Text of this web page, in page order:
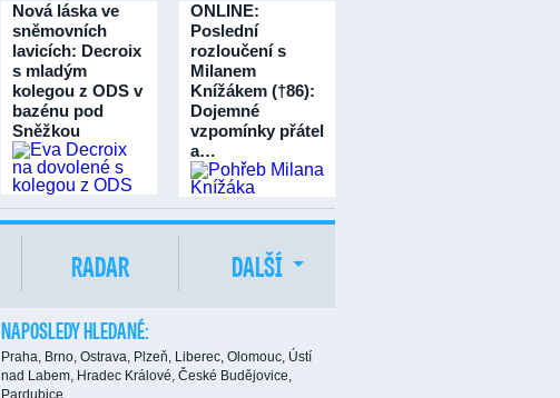
Nová láska ve
sněmovních
lavicích: Decroix
s mladým
kolegou z ODS v
bazénu pod
Sněžkou
ONLINE:
Poslední
rozloučení s
Milanem
Knížákem (†86):
Dojemné
vzpomínky přátel
a…
RADAR DALŠÍ
NAPOSLEDY HLEDANÉ:
Praha, Brno, Ostrava, Plzeň, Liberec, Olomouc, Ústí
nad Labem, Hradec Králové, České Budějovice,
Pardubice